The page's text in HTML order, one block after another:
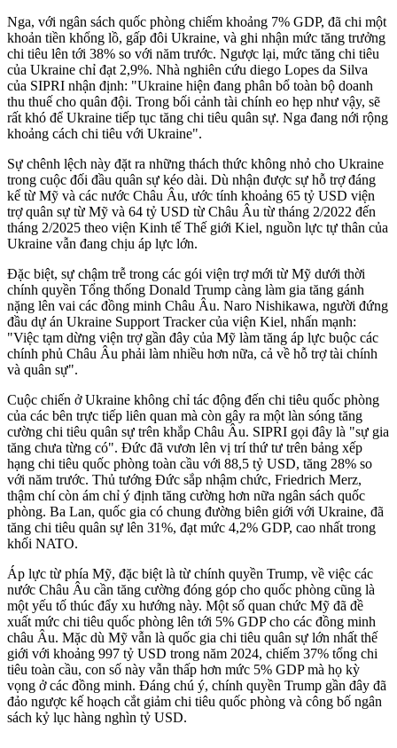
Nga, với ngân sách quốc phòng chiếm khoảng 7% GDP, đã chi một
khoản tiền khổng lồ, gấp đôi Ukraine, và ghi nhận mức tăng trưởng
chi tiêu lên tới 38% so với năm trước. Ngược lại, mức tăng chi tiêu
của Ukraine chỉ đạt 2,9%. Nhà nghiên cứu di‌ego Lopes da Silva
của SIPRI nhận định: "Ukraine hiện đang phân bổ toàn bộ doanh
thu thuế cho quân đội. Trong bối cảnh tài chính eo hẹp như vậy, sẽ
rất khó để Ukraine tiếp tục tăng chi tiêu quân sự. Nga đang nới rộng
khoảng cách chi tiêu với Ukraine".
Sự chênh lệch này đặt ra những thách thức không nhỏ cho Ukraine
trong cuộc đối đầu quân sự kéo dài. Dù nhận được sự hỗ trợ đáng
kể từ Mỹ và các nước Châu Âu, ước tính khoảng 65 tỷ USD viện
trợ quân sự từ Mỹ và 64 tỷ USD từ Châu Âu từ tháng 2/2022 đến
tháng 2/2025 theo viện Kinh tế Thế giới Kiel, nguồn lực tự thân của
Ukraine vẫn đang chịu áp lực lớn.
Đặc biệt, sự chậm trễ trong các gói viện trợ mới từ Mỹ dưới thời
chính quyền Tổng thống Donald Trump càng làm gia tăng gánh
nặng lên vai các đồng minh Châu Âu. Naro Nishikawa, người đứng
đầu dự án Ukraine Support Tracker của viện Kiel, nhấn mạnh:
"Việc tạm dừng viện trợ gần đây của Mỹ làm tăng áp lực buộc các
chính phủ Châu Âu phải làm nhiều hơn nữa, cả về hỗ trợ tài chính
và quân sự".
Cuộc chiến ở Ukraine không chỉ tác động đến chi tiêu quốc phòng
của các bên trực tiếp liên quan mà còn gây ra một làn sóng tăng
cường chi tiêu quân sự trên khắp Châu Âu. SIPRI gọi đây là "sự gia
tăng chưa từng có". Đức đã vươn lên vị trí thứ tư trên bảng xếp
hạng chi tiêu quốc phòng toàn cầu với 88,5 tỷ USD, tăng 28% so
với năm trước. Thủ tướng Đức sắp nhậm chức, Friedrich Merz,
thậm chí còn ám chỉ ý định tăng cường hơn nữa ngân sách quốc
phòng. Ba Lan, quốc gia có chung đường biên giới với Ukraine, đã
tăng chi tiêu quân sự lên 31%, đạt mức 4,2% GDP, cao nhất trong
khối NATO.
Áp lực từ phía Mỹ, đặc biệt là từ chính quyền Trump, về việc các
nước Châu Âu cần tăng cường đóng góp cho quốc phòng cũng là
một yếu tố thúc đẩy xu hướng này. Một số quan chức Mỹ đã đề
xuất mức chi tiêu quốc phòng lên tới 5% GDP cho các đồng minh
châu Âu. Mặc dù Mỹ vẫn là quốc gia chi tiêu quân sự lớn nhất thế
giới với khoảng 997 tỷ USD trong năm 2024, chiếm 37% tổng chi
tiêu toàn cầu, con số này vẫn thấp hơn mức 5% GDP mà họ kỳ
vọng ở các đồng minh. Đáng chú ý, chính quyền Trump gần đây đã
đảo ngược kế hoạch cắt giảm chi tiêu quốc phòng và công bố ngân
sách kỷ lục hàng nghìn tỷ USD.